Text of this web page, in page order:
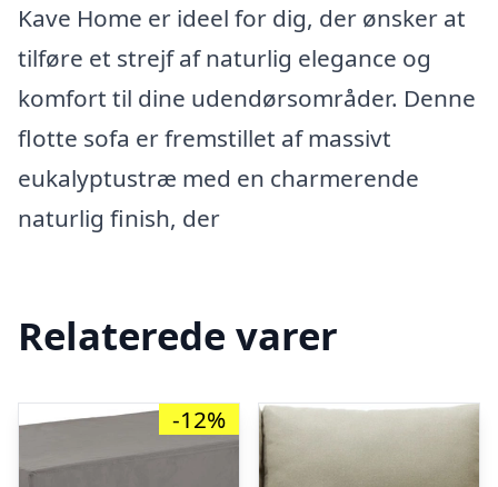
Kave Home er ideel for dig, der ønsker at
tilføre et strejf af naturlig elegance og
komfort til dine udendørsområder. Denne
flotte sofa er fremstillet af massivt
eukalyptustræ med en charmerende
naturlig finish, der
Relaterede varer
-12%